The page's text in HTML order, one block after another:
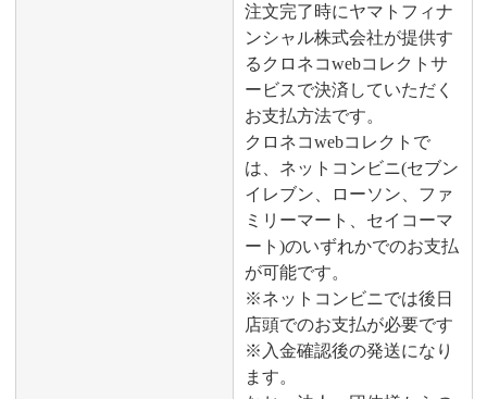
注文完了時にヤマトフィナ
ンシャル株式会社が提供す
るクロネコwebコレクトサ
ービスで決済していただく
お支払方法です。
クロネコwebコレクトで
は、ネットコンビニ(セブン
イレブン、ローソン、ファ
ミリーマート、セイコーマ
ート)のいずれかでのお支払
が可能です。
※ネットコンビニでは後日
店頭でのお支払が必要です
※入金確認後の発送になり
ます。